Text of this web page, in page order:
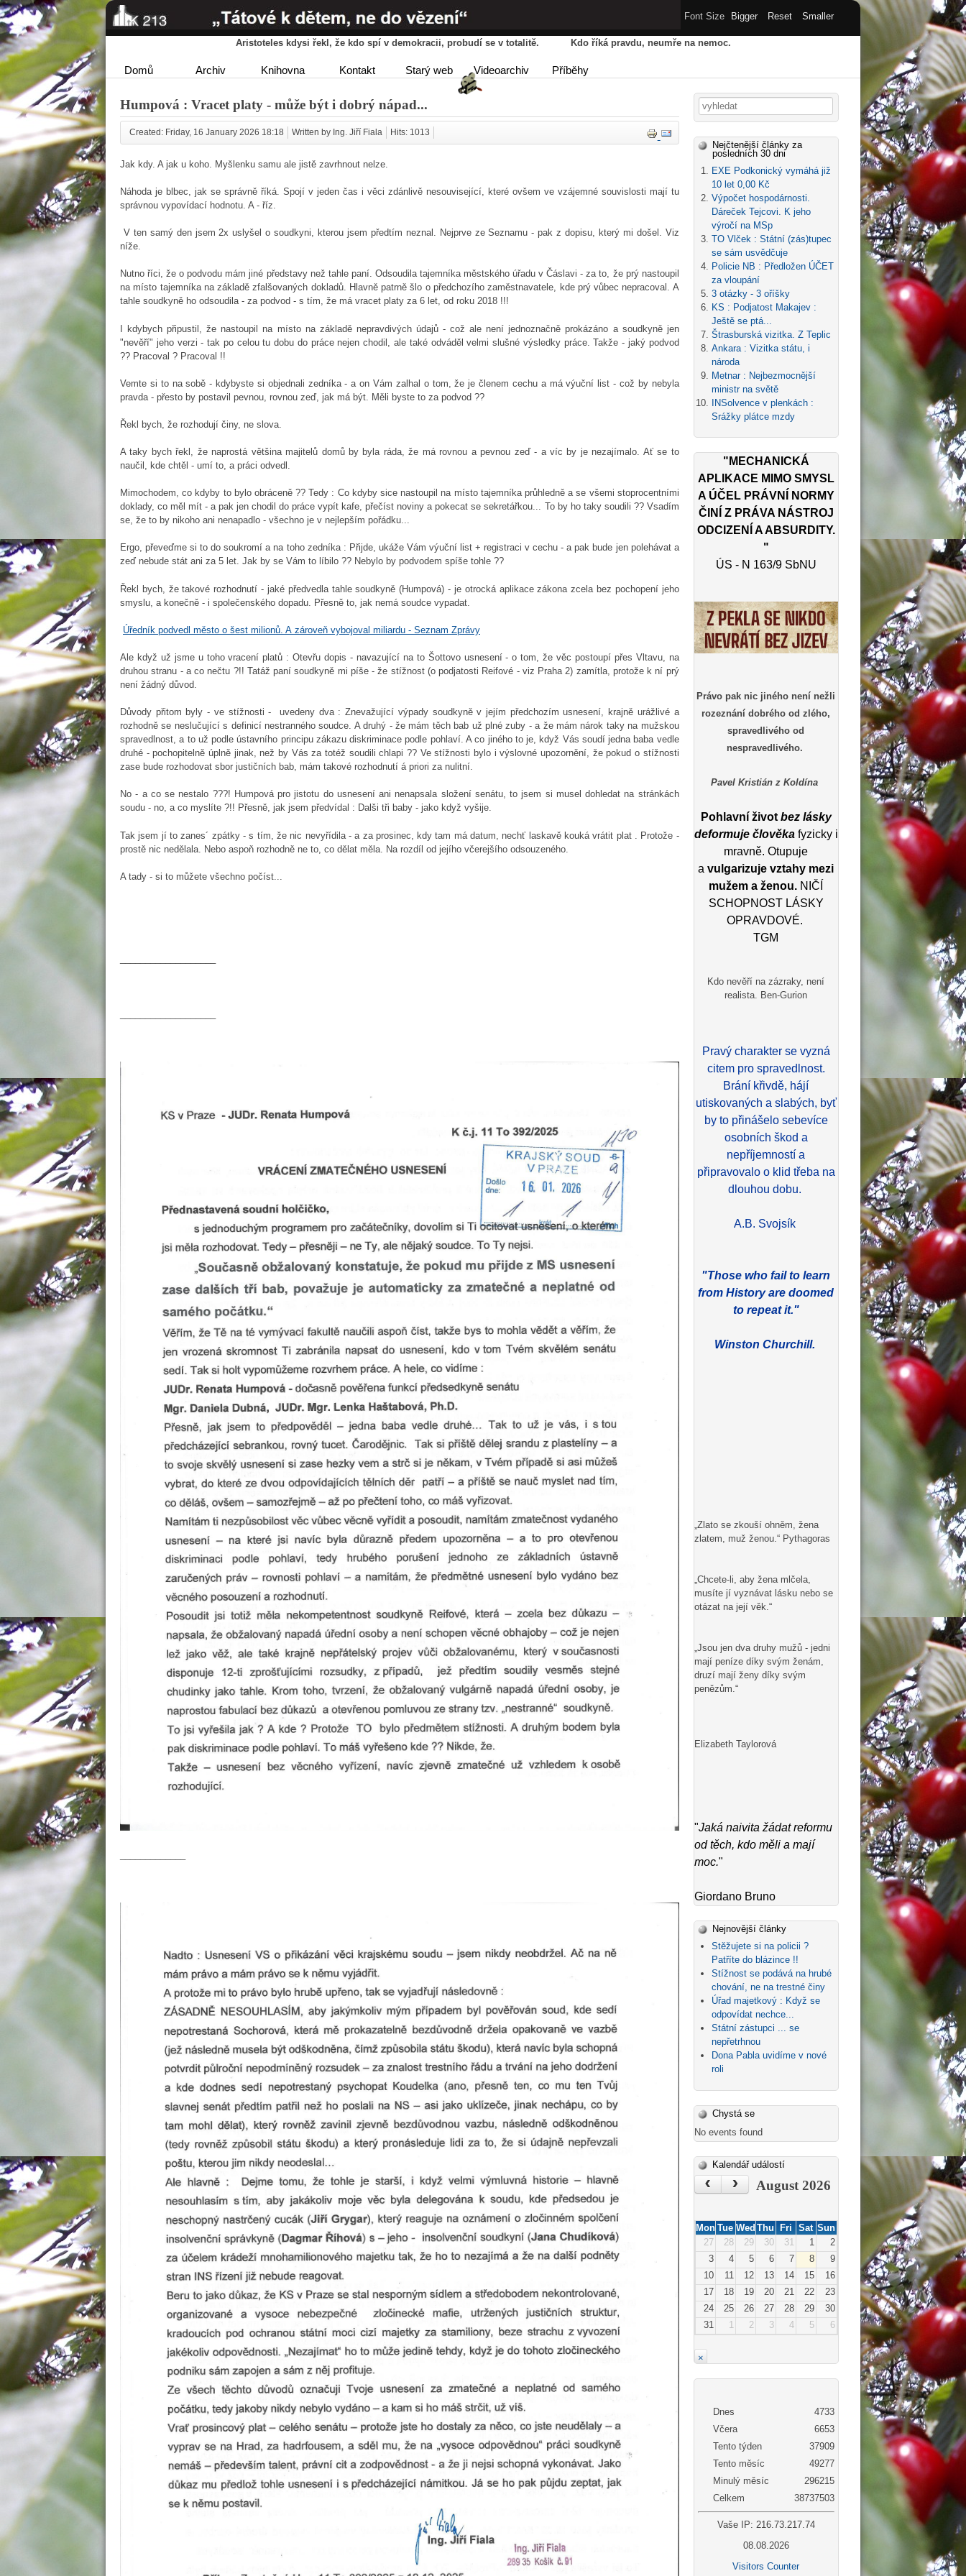
Font Size Bigger Reset Smaller
HOME AGENDA
Aristoteles kdysi řekl, že kdo spí v demokracii, probudí se v totalitě. Kdo říká pravdu, neumře na nemoc.
Domů Archiv Knihovna Kontakt Starý web Videoarchiv Příběhy
Humpová : Vracet platy - může být i dobrý nápad...
Created: Friday, 16 January 2026 18:18 Written by Ing. Jiří Fiala Hits: 1013
Jak kdy. A jak u koho. Myšlenku samu ale jistě zavrhnout nelze.
Náhoda je blbec, jak se správně říká. Spojí v jeden čas i věci zdánlivě nesouvisející, které ovšem ve vzájemné souvislosti mají tu
správnou vypovídací hodnotu. A - říz.
V ten samý den jsem 2x uslyšel o soudkyni, kterou jsem předtím neznal. Nejprve ze Seznamu - pak z dopisu, který mi došel. Viz
níže.
Nutno říci, že o podvodu mám jiné představy než tahle paní. Odsoudila tajemníka městského úřadu v Čáslavi - za to, že prý nastoupil
na místo tajemníka na základě zfalšovaných dokladů. Hlavně patrně šlo o předchozího zaměstnavatele, kde prý vůbec nepracoval. A
tahle soudkyně ho odsoudila - za podvod - s tím, že má vracet platy za 6 let, od roku 2018 !!!
I kdybych připustil, že nastoupil na místo na základě nepravdivých údajů - což ale není jednoznačně prokázáno a soudkyně jen
"nevěří" jeho verzi - tak po celou tu dobu do práce nejen chodil, ale také odváděl velmi slušné výsledky práce. Takže - jaký podvod
?? Pracoval ? Pracoval !!
Vemte si to na sobě - kdybyste si objednali zedníka - a on Vám zalhal o tom, že je členem cechu a má výuční list - což by nebyla
pravda - přesto by postavil pevnou, rovnou zeď, jak má být. Měli byste to za podvod ??
Řekl bych, že rozhodují činy, ne slova.
A taky bych řekl, že naprostá většina majitelů domů by byla ráda, že má rovnou a pevnou zeď - a víc by je nezajímalo. Ať se to
naučil, kde chtěl - umí to, a práci odvedl.
Mimochodem, co kdyby to bylo obráceně ?? Tedy : Co kdyby sice nastoupil na místo tajemníka průhledně a se všemi stoprocentními
doklady, co měl mít - a pak jen chodil do práce vypít kafe, přečíst noviny a pokecat se sekretářkou... To by ho taky soudili ?? Vsadím
se, že to by nikoho ani nenapadlo - všechno je v nejlepším pořádku...
Ergo, převeďme si to do soukromí a na toho zedníka : Přijde, ukáže Vám výuční list + registraci v cechu - a pak bude jen polehávat a
zeď nebude stát ani za 5 let. Jak by se Vám to líbilo ?? Nebylo by podvodem spíše tohle ??
Řekl bych, že takové rozhodnutí - jaké předvedla tahle soudkyně (Humpová) - je otrocká aplikace zákona zcela bez pochopení jeho
smyslu, a konečně - i společenského dopadu. Přesně to, jak nemá soudce vypadat.
Úředník podvedl město o šest milionů. A zároveň vybojoval miliardu - Seznam Zprávy
Ale když už jsme u toho vracení platů : Otevřu dopis - navazující na to Šottovo usnesení - o tom, že věc postoupí přes Vltavu, na
druhou stranu - a co nečtu ?!! Tatáž paní soudkyně mi píše - že stížnost (o podjatosti Reifové - viz Praha 2) zamítla, protože k ní prý
není žádný důvod.
Důvody přitom byly - ve stížnosti - uvedeny dva : Znevažující výpady soudkyně v jejím předchozím usnesení, krajně urážlivé a
rozhodně se neslučující s definicí nestranného soudce. A druhý - že mám těch bab už plné zuby - a že mám nárok taky na mužskou
spravedlnost, a to už podle ústavního principu zákazu diskriminace podle pohlaví. A co jiného to je, když Vás soudí jedna baba vedle
druhé - pochopitelně úplně jinak, než by Vás za totéž soudili chlapi ?? Ve stížnosti bylo i výslovné upozornění, že pokud o stížnosti
zase bude rozhodovat sbor justičních bab, mám takové rozhodnutí á priori za nulitní.
No - a co se nestalo ???! Humpová pro jistotu do usnesení ani nenapsala složení senátu, to jsem si musel dohledat na stránkách
soudu - no, a co myslíte ?!! Přesně, jak jsem předvídal : Dalši tři baby - jako když vyšije.
Tak jsem jí to zanes´ zpátky - s tím, že nic nevyřídila - a za prosinec, kdy tam má datum, nechť laskavě kouká vrátit plat . Protože -
prostě nic nedělala. Nebo aspoň rozhodně ne to, co dělat měla. Na rozdíl od jejího včerejšího odsouzeného.
A tady - si to můžete všechno počíst...
Vyhledávání
Nejčtenější články za
posledních 30 dni
EXE Podkonický vymáhá již
10 let 0,00 Kč
Výpočet hospodárnosti.
Dáreček Tejcovi. K jeho
výročí na MSp
TO Vlček : Státní (zás)tupec
se sám usvědčuje
Policie NB : Předložen ÚČET
za vloupání
3 otázky - 3 oříšky
KS : Podjatost Makajev :
Ještě se ptá...
Štrasburská vizitka. Z Teplic
Ankara : Vizitka státu, i
národa
Metnar : Nejbezmocnější
ministr na světě
INSolvence v plenkách :
Srážky plátce mzdy
"MECHANICKÁ
APLIKACE MIMO SMYSL
A ÚČEL PRÁVNÍ NORMY
ČINÍ Z PRÁVA NÁSTROJ
ODCIZENÍ A ABSURDITY.
"
ÚS - N 163/9 SbNU
Právo pak nic jiného není nežli
rozeznání dobrého od zlého,
spravedlivého od
nespravedlivého.
Pavel Kristián z Koldína
Pohlavní život bez lásky
deformuje člověkafyzicky i
mravně. Otupuje
avulgarizuje vztahy mezi
mužem a ženou. NIČÍ
SCHOPNOST LÁSKY
OPRAVDOVÉ.
TGM
Kdo nevěří na zázraky, není
realista. Ben-Gurion
Pravý charakter se vyzná
citem pro spravedlnost.
Brání křivdě, hájí
utiskovaných a slabých, byť
by to přinášelo sebevíce
osobních škod a
nepříjemností a
připravovalo o klid třeba na
dlouhou dobu.
A.B. Svojsík
"Those who fail to learn
from History are doomed
to repeat it."
Winston Churchill.
„Zlato se zkouší ohněm, žena
zlatem, muž ženou.“ Pythagoras
„Chcete-li, aby žena mlčela,
musíte jí vyznávat lásku nebo se
otázat na její věk.“
„Jsou jen dva druhy mužů - jedni
mají peníze díky svým ženám,
druzí mají ženy díky svým
penězům.“
Elizabeth Taylorová
"Jaká naivita žádat reformu
od těch, kdo měli a mají
moc."
Giordano Bruno
Nejnovější články
Stěžujete si na policii ?
Patříte do blázince !!
Stížnost se podává na hrubé
chování, ne na trestné činy
Úřad majetkový : Když se
odpovídat nechce...
Státní zástupci ... se
nepřetrhnou
Dona Pabla uvidíme v nové
roli
Chystá se
No events found
Kalendář událostí
‹ › August 2026
Mon Tue Wed Thu Fri Sat Sun
27
28 29 30 31 1
2
3
4 5 6 7 8
9
10
11 12 13 14 15
16
17
18 19 20 21 22
23
24
25 26 27 28 29
30
31
1 2 3 4 5 6
×
Dnes
Včera
Tento týden
Tento měsíc
Minulý měsíc
Celkem
4733
6653
37909
49277
296215
38737503
Vaše IP: 216.73.217.74
08.08.2026
Visitors Counter